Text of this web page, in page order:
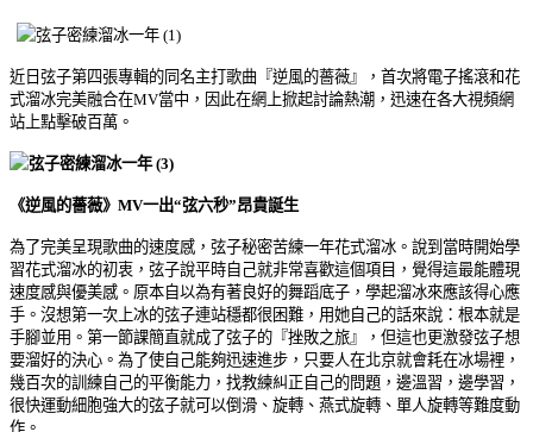
近日弦子第四張專輯的同名主打歌曲『逆風的薔薇』，首次將電子搖滾和花
式溜冰完美融合在MV當中，因此在網上掀起討論熱潮，迅速在各大視頻網
站上點擊破百萬。
《逆風的薔薇》 MV一出“弦六秒”昂貴誕生
為了完美呈現歌曲的速度感，弦子秘密苦練一年花式溜冰。說到當時開始學
習花式溜冰的初衷，弦子說平時自己就非常喜歡這個項目，覺得這最能體現
速度感與優美感。原本自以為有著良好的舞蹈底子，學起溜冰來應該得心應
手。沒想第一次上冰的弦子連站穩都很困難，用她自己的話來說：根本就是
手腳並用。第一節課簡直就成了弦子的『挫敗之旅』，但這也更激發弦子想
要溜好的決心。為了使自己能夠迅速進步，只要人在北京就會耗在冰場裡，
幾百次的訓練自己的平衡能力，找教練糾正自己的問題，邊溫習，邊學習，
很快運動細胞強大的弦子就可以倒滑、旋轉、燕式旋轉、單人旋轉等難度動
作。